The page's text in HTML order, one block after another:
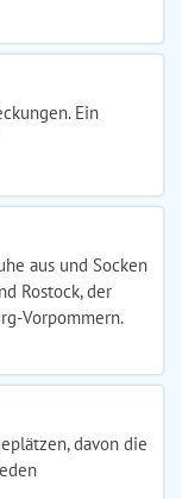
Ein
aus und Socken
Rostock, der
Vorpommern.
davon die